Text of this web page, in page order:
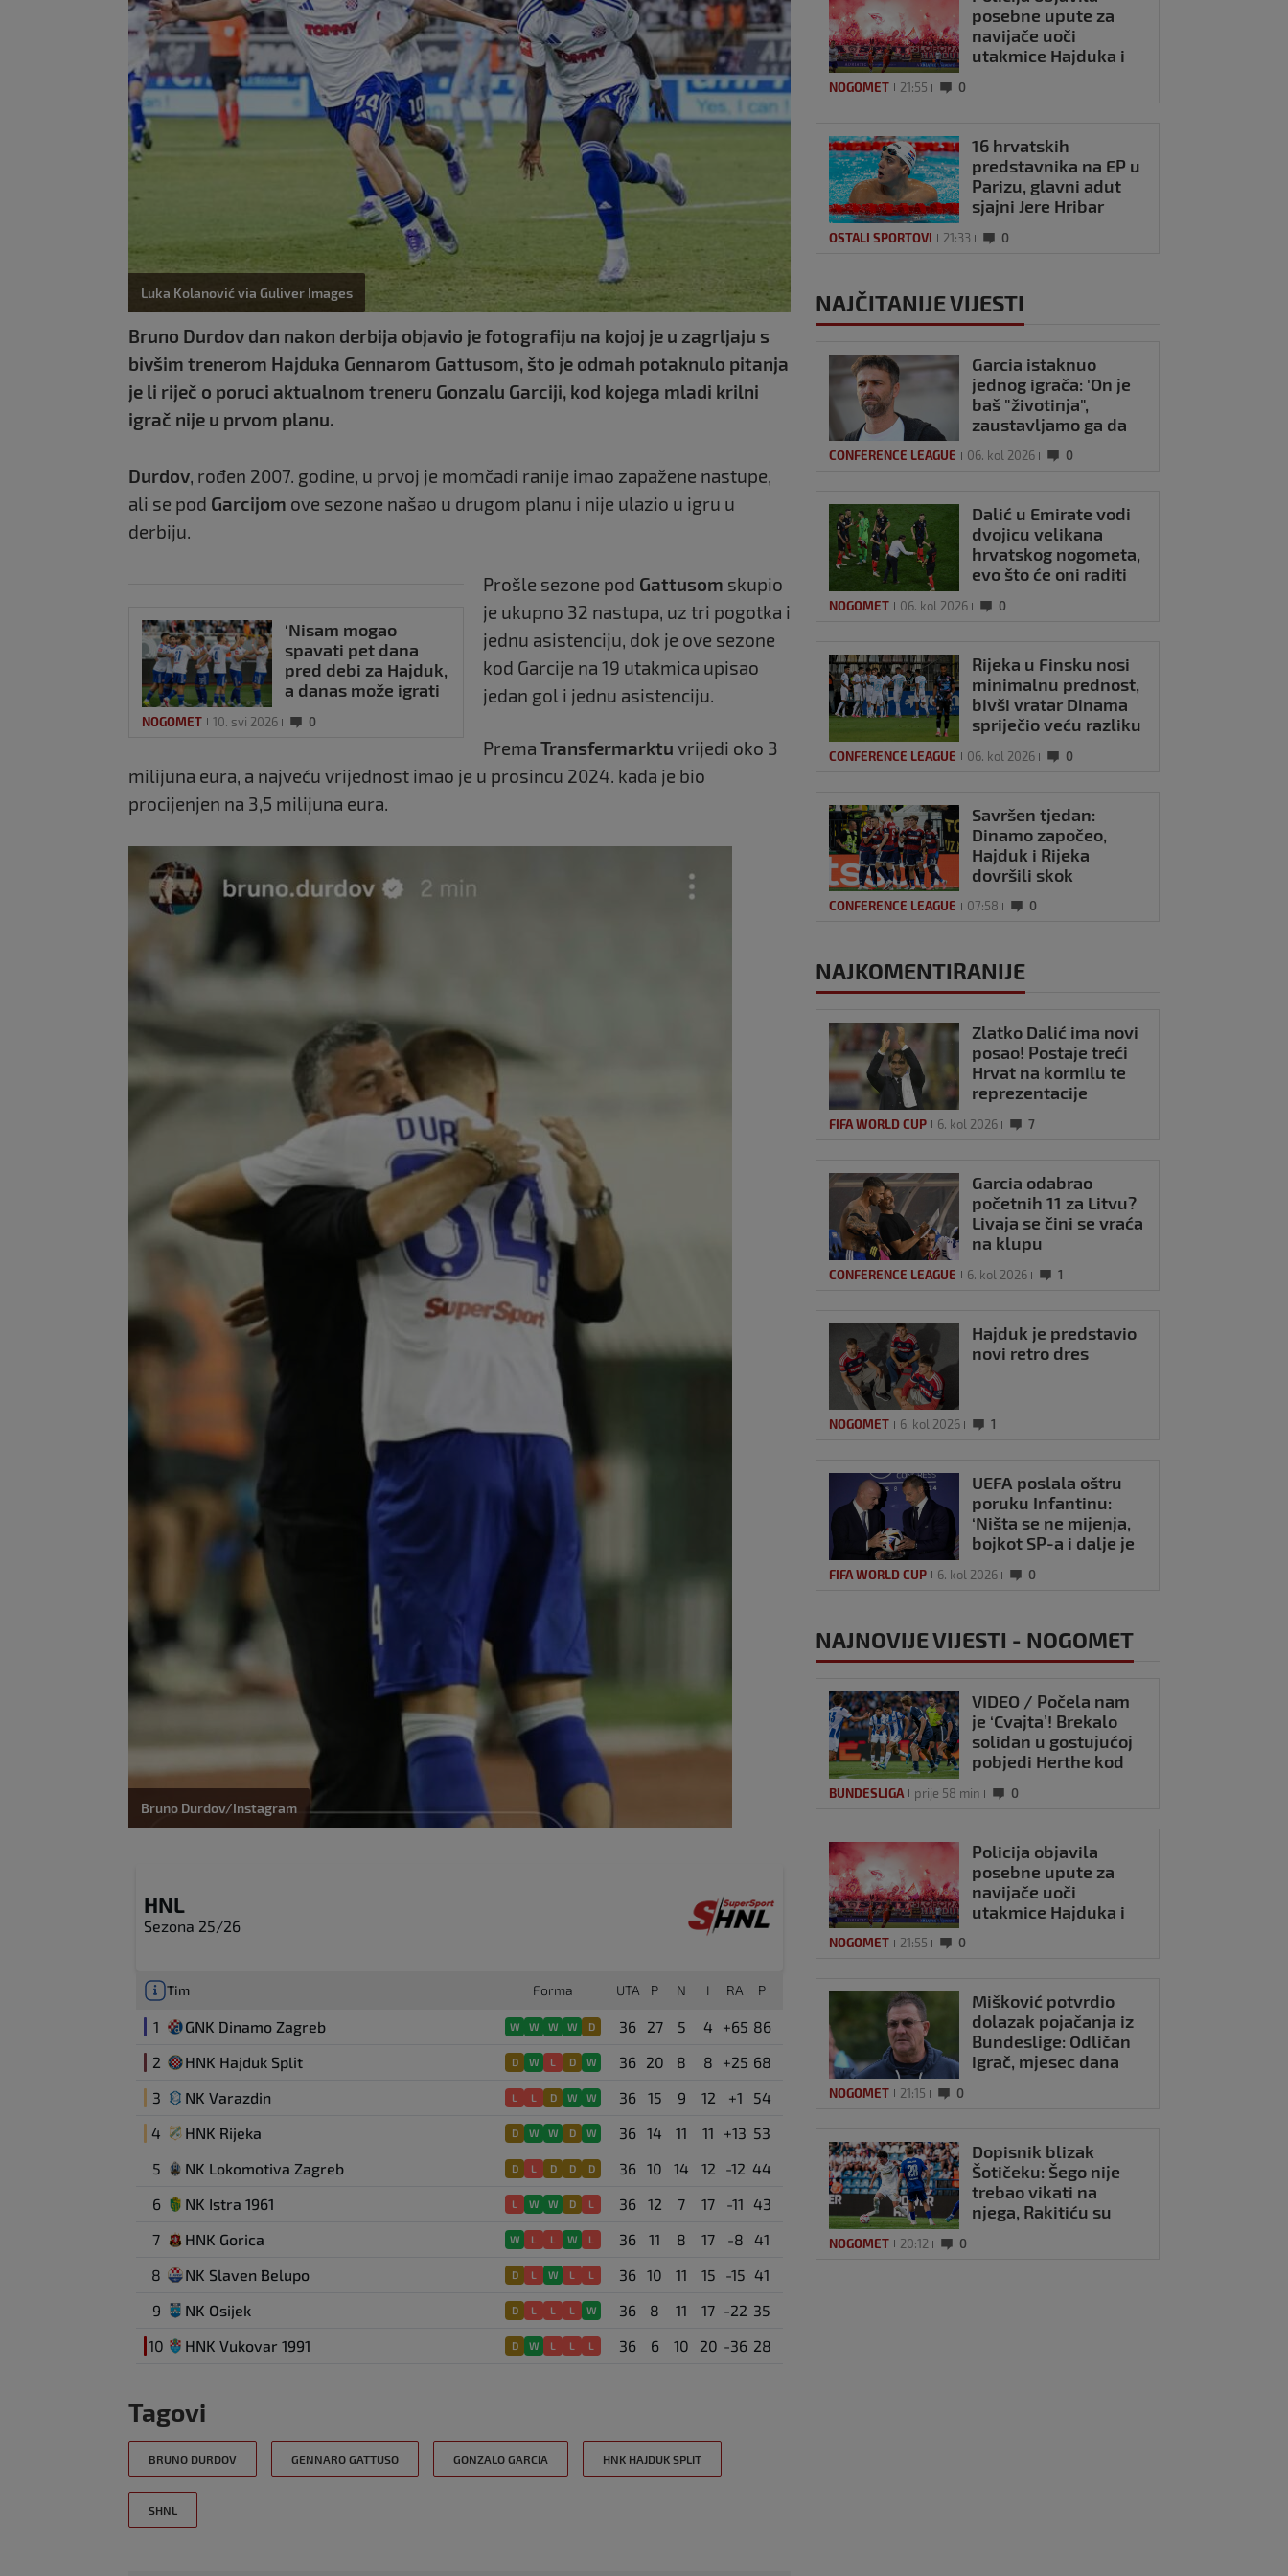
Luka Kolanović via Guliver Images
Bruno Durdov dan nakon derbija objavio je fotografiju na kojoj je u zagrljaju s
bivšim trenerom Hajduka Gennarom Gattusom, što je odmah potaknulo pitanja
je li riječ o poruci aktualnom treneru Gonzalu Garciji, kod kojega mladi krilni
igrač nije u prvom planu.
Durdov, rođen 2007. godine, u prvoj je momčadi ranije imao zapažene nastupe,
ali se pod Garcijom ove sezone našao u drugom planu i nije ulazio u igru u
derbiju.
‘Nisam mogao
spavati pet dana
pred debi za Hajduk,
a danas može igrati
NOGOMET 10. svi 2026 0
Prošle sezone pod Gattusom skupio
je ukupno 32 nastupa, uz tri pogotka i
jednu asistenciju, dok je ove sezone
kod Garcije na 19 utakmica upisao
jedan gol i jednu asistenciju.
Prema Transfermarktu vrijedi oko 3
milijuna eura, a najveću vrijednost imao je u prosincu 2024. kada je bio
procijenjen na 3,5 milijuna eura.
Bruno Durdov/Instagram
HNL
Sezona 25/26
Tim Forma UTA P N I RA P
1 GNK Dinamo Zagreb W W W W D 36 27 5 4 +65 86
2
HNK Hajduk Split D W L D W 36 20 8 8 +25 68
3
NK Varazdin L L D W W 36 15 9 12 +1
54
4
HNK Rijeka D W W D W 36 14 11 11 +13 53
5
NK Lokomotiva Zagreb D L D D D 36 10 14 12 -12 44
6
NK Istra 1961 L W W D L 36 12 7 17 -11 43
7
HNK Gorica W L L W L 36 11 8 17 -8
41
8
NK Slaven Belupo D L W L L 36 10 11 15 -15 41
9
NK Osijek D L L L W 36 8 11 17 -22 35
10
HNK Vukovar 1991 D W L L L 36 6 10 20 -36 28
Tagovi
BRUNO DURDOV GENNARO GATTUSO GONZALO GARCIA HNK HAJDUK SPLIT
SHNL
posebne upute za
navijače uoči
utakmice Hajduka i
NOGOMET 21:55 0
16 hrvatskih
predstavnika na EP u
Parizu, glavni adut
sjajni Jere Hribar
OSTALI SPORTOVI 21:33 0
NAJČITANIJE VIJESTI
Garcia istaknuo
jednog igrača: 'On je
baš "životinja",
zaustavljamo ga da
CONFERENCE LEAGUE 06. kol 2026 0
Dalić u Emirate vodi
dvojicu velikana
hrvatskog nogometa,
evo što će oni raditi
NOGOMET 06. kol 2026 0
Rijeka u Finsku nosi
minimalnu prednost,
bivši vratar Dinama
spriječio veću razliku
CONFERENCE LEAGUE 06. kol 2026 0
Savršen tjedan:
Dinamo započeo,
Hajduk i Rijeka
dovršili skok
Uefe
CONFERENCE LEAGUE 07:58 0
NAJKOMENTIRANIJE
Zlatko Dalić ima novi
posao! Postaje treći
Hrvat na kormilu te
reprezentacije
FIFA WORLD CUP 6. kol 2026 7
Garcia odabrao
početnih 11 za Litvu?
Livaja se čini se vraća
na klupu
CONFERENCE LEAGUE 6. kol 2026 1
Hajduk je predstavio
novi retro dres
NOGOMET 6. kol 2026 1
UEFA poslala oštru
poruku Infantinu:
‘Ništa se ne mijenja,
bojkot SP-a i dalje je
FIFA WORLD CUP 6. kol 2026 0
NAJNOVIJE VIJESTI - NOGOMET
VIDEO / Počela nam
je ‘Cvajta’! Brekalo
solidan u gostujućoj
pobjedi Herthe kod
BUNDESLIGA prije 58 min 0
Policija objavila
posebne upute za
navijače uoči
utakmice Hajduka i
NOGOMET 21:55 0
Mišković potvrdio
dolazak pojačanja iz
Bundeslige: Odličan
igrač, mjesec dana
NOGOMET 21:15 0
Dopisnik blizak
Šotičeku: Šego nije
trebao vikati na
njega, Rakitiću su
NOGOMET 20:12 0